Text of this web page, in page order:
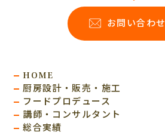
お問い合わせ
HOME
厨房設計・販売・施工
フードプロデュース
講師・コンサルタント
総合実績